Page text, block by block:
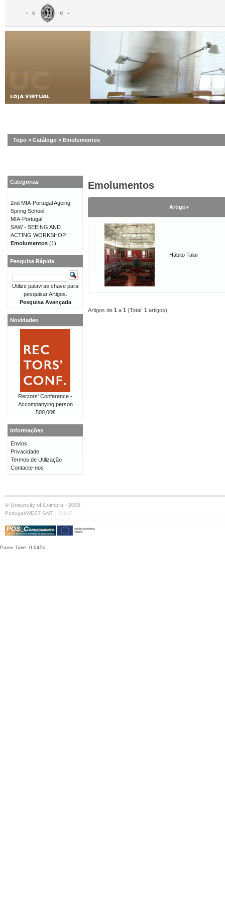
Topo » Catálogo » Emolumentos
Emolumentos
Artigo+
Hábito Talar
Artigos de 1 a 1 (Total: 1 artigos)
Categorias
2nd MIA-Portugal Ageing
Spring School
MIA-Portugal
SAW - SEEING AND
ACTING WORKSHOP
Emolumentos (1)
Pesquisa Rápida
Utilize palavras chave para
pesquisar Artigos.
Pesquisa Avançada
Novidades
Rectors' Conference -
Accompanying person
500,00€
Informações
Envios
Privacidade
Termos de Utilização
Contacte-nos
© University of Coimbra · 2009
Portugal/WEST GMT · S:147
Parse Time: 0.045s